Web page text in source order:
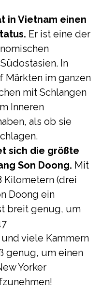
in Vietnam einen
Er ist eine der
In
Märkten im ganzen
mit Schlangen
Inneren
als ob sie
sich die größte
Son Doong. Mit
Kilometern (drei
Doong ein
breit genug, um
viele Kammern
genug, um einen
Yorker